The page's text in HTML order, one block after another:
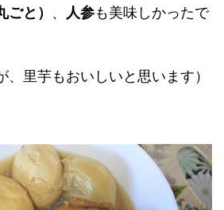
と） 、 人参も美味しかったで
、里芋もおいしいと思います）